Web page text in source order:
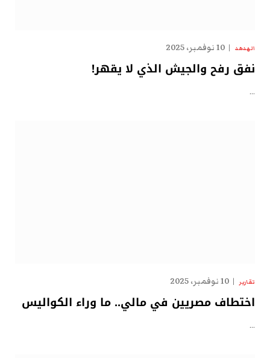
الهدهد 10 نوفمبر، 2025
نفق رفح والجيش الذي لا يقهر!
…
تقارير 10 نوفمبر، 2025
اختطاف مصريين في مالي.. ما وراء الكواليس
…